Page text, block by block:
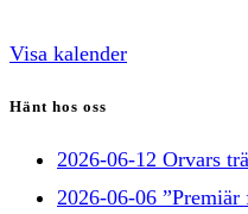
Visa kalender
Hänt hos oss
2026-06-12 Orvars
2026-06-06